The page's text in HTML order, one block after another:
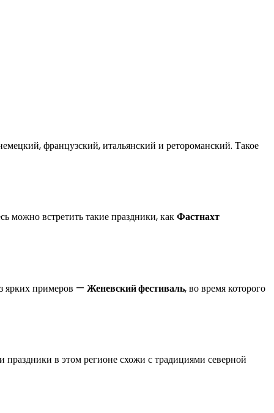
французский, итальянский и ретороманский. Такое
встретить такие праздники, какФастнахт
ярких примеров — Женевский фестиваль, во время которого
в этом регионе схожи с традициями северной